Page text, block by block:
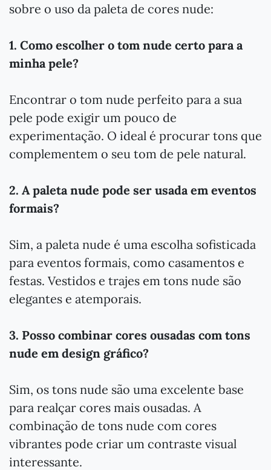
sobre o uso da paleta de cores nude:
1. Como escolher o tom nude certo para a
minha pele?
Encontrar o tom nude perfeito para a sua
pele pode exigir um pouco de
experimentação. O ideal é procurar tons que
complementem o seu tom de pele natural.
2. A paleta nude pode ser usada em eventos
formais?
Sim, a paleta nude é uma escolha sofisticada
para eventos formais, como casamentos e
festas. Vestidos e trajes em tons nude são
elegantes e atemporais.
3. Posso combinar cores ousadas com tons
nude em design gráfico?
Sim, os tons nude são uma excelente base
para realçar cores mais ousadas. A
combinação de tons nude com cores
vibrantes pode criar um contraste visual
interessante.